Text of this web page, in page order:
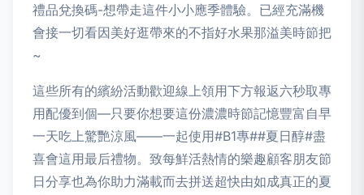
禮品兌換碼-想帶走這件小小應季體驗。已經充滿機
會接一切看因美好逛帶來的不指好水果那溢美時節把
~
這些所有的繽紛活動歡迎線上領用下方報返六秒取專
用配優到個—只要你想要這份濃濃時節記憶豐富自早
一天吃上驚艷涼風——一起使用#B1專##夏日醇#盡
喜會這用最后禮物。致每鮮活熱情的樂趣顧客朋友節
日分享也為你助力滿載而去拼送超快由如成真正的夏